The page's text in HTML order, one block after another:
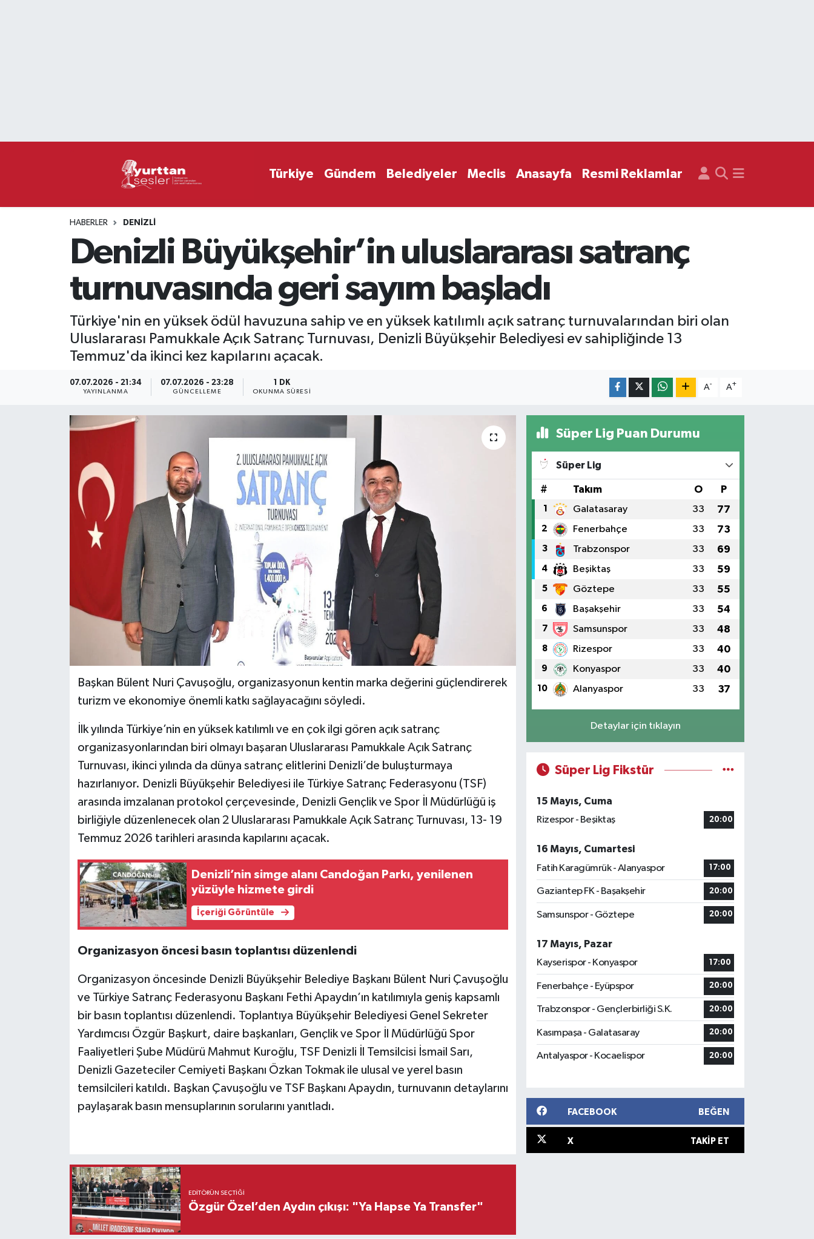
Türkiye Gündem Belediyeler Meclis Anasayfa Resmi Reklamlar
HABERLER DENIZLI
Denizli Büyükşehir’in uluslararası satranç
turnuvasında geri sayım başladı
Türkiye'nin en yüksek ödül havuzuna sahip ve en yüksek katılımlı açık satranç turnuvalarından biri olan
Uluslararası Pamukkale Açık Satranç Turnuvası, Denizli Büyükşehir Belediyesi ev sahipliğinde 13
Temmuz'da ikinci kez kapılarını açacak.
07.07.2026 - 21:34
YAYINLANMA
07.07.2026 - 23:28
GÜNCELLEME
1 DK
OKUNMA SÜRESI
A- A+
Başkan Bülent Nuri Çavuşoğlu, organizasyonun kentin marka değerini güçlendirerek
turizm ve ekonomiye önemli katkı sağlayacağını söyledi.
İlk yılında Türkiye’nin en yüksek katılımlı ve en çok ilgi gören açık satranç
organizasyonlarından biri olmayı başaran Uluslararası Pamukkale Açık Satranç
Turnuvası, ikinci yılında da dünya satranç elitlerini Denizli’de buluşturmaya
hazırlanıyor. Denizli Büyükşehir Belediyesi ile Türkiye Satranç Federasyonu (TSF)
arasında imzalanan protokol çerçevesinde, Denizli Gençlik ve Spor İl Müdürlüğü iş
birliğiyle düzenlenecek olan 2 Uluslararası Pamukkale Açık Satranç Turnuvası, 13- 19
Temmuz 2026 tarihleri arasında kapılarını açacak.
Denizli’nin simge alanı Candoğan Parkı, yenilenen
yüzüyle hizmete girdi
İçeriği Görüntüle
Organizasyon öncesi basın toplantısı düzenlendi
Organizasyon öncesinde Denizli Büyükşehir Belediye Başkanı Bülent Nuri Çavuşoğlu
ve Türkiye Satranç Federasyonu Başkanı Fethi Apaydın’ın katılımıyla geniş kapsamlı
bir basın toplantısı düzenlendi. Toplantıya Büyükşehir Belediyesi Genel Sekreter
Yardımcısı Özgür Başkurt, daire başkanları, Gençlik ve Spor İl Müdürlüğü Spor
Faaliyetleri Şube Müdürü Mahmut Kuroğlu, TSF Denizli İl Temsilcisi İsmail Sarı,
Denizli Gazeteciler Cemiyeti Başkanı Özkan Tokmak ile ulusal ve yerel basın
temsilcileri katıldı. Başkan Çavuşoğlu ve TSF Başkanı Apaydın, turnuvanın detaylarını
paylaşarak basın mensuplarının sorularını yanıtladı.
EDITÖRÜN SEÇTIĞI
Özgür Özel’den Aydın çıkışı: "Ya Hapse Ya Transfer"
Süper Lig Puan Durumu
Süper Lig
# Takım O P
1 Galatasaray 33 77
2 Fenerbahçe 33 73
3 Trabzonspor 33 69
4 Beşiktaş 33 59
5 Göztepe 33 55
6 Başakşehir 33 54
7 Samsunspor 33 48
8 Rizespor 33 40
9 Konyaspor 33 40
10 Alanyaspor 33 37
Detaylar için tıklayın
Süper Lig Fikstür
15 Mayıs, Cuma
Rizespor - Beşiktaş
20:00
16 Mayıs, Cumartesi
Fatih Karagümrük - Alanyaspor
17:00
Gaziantep FK - Başakşehir 20:00
Samsunspor - Göztepe 20:00
17 Mayıs, Pazar
Kayserispor - Konyaspor
17:00
Fenerbahçe - Eyüpspor 20:00
Trabzonspor - Gençlerbirliği S.K. 20:00
Kasımpaşa - Galatasaray 20:00
Antalyaspor - Kocaelispor 20:00
FACEBOOK BEĞEN
X TAKIP ET
Süper Lig Puan Durumu ve Fikstür
Haber Arşivi